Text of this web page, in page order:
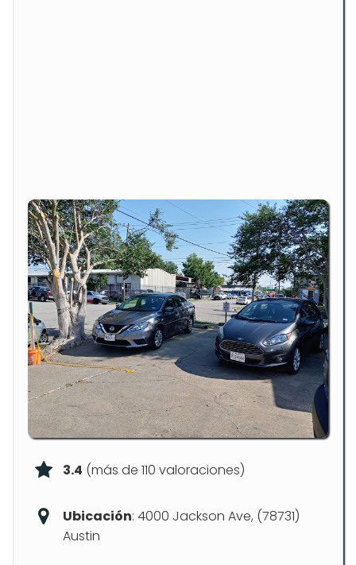
3.4 (más de 110 valoraciones)
Ubicación: 4000 Jackson Ave, (78731)
Austin